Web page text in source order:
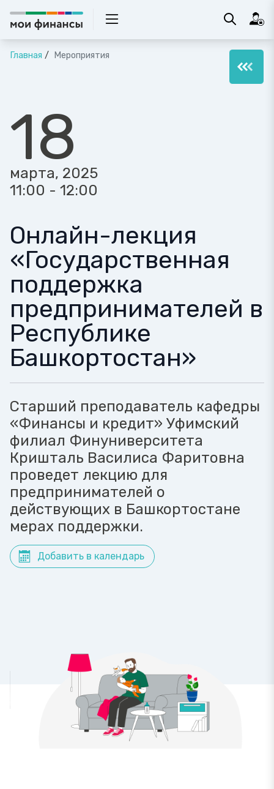
Главная Мероприятия
18
марта, 2025
11:00 - 12:00
Онлайн-лекция
«Государственная
поддержка
предпринимателей в
Республике
Башкортостан»
Старший преподаватель кафедры
«Финансы и кредит» Уфимский
филиал Финуниверситета
Кришталь Василиса Фаритовна
проведет лекцию для
предпринимателей о
действующих в Башкортостане
мерах поддержки.
Добавить в календарь